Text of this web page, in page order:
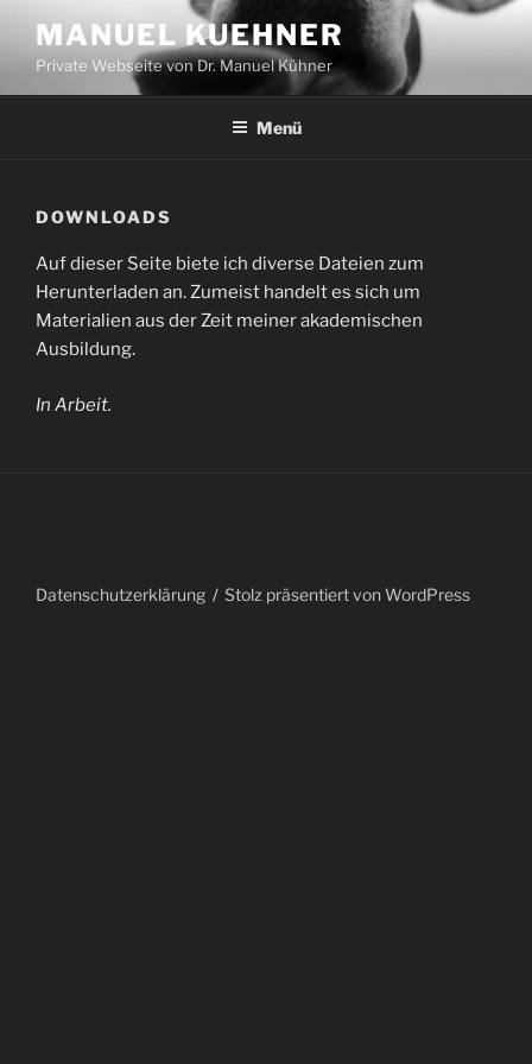
Inhalt
springen
MANUEL KUEHNER
Private Webseite von Dr. Manuel Kühner
Menü
DOWNLOADS
Auf dieser Seite biete ich diverse Dateien zum
Herunterladen an. Zumeist handelt es sich um
Materialien aus der Zeit meiner akademischen
Ausbildung.
In Arbeit.
Datenschutzerklärung Stolz präsentiert von WordPress